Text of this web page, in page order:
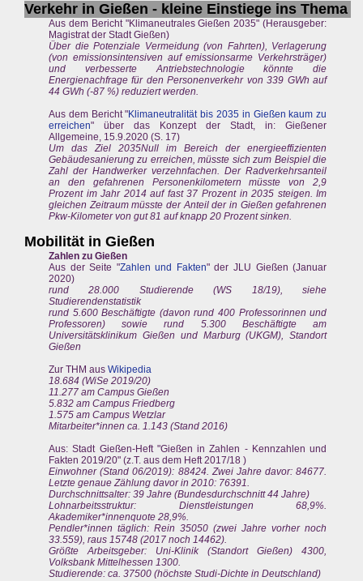
Verkehr in Gießen - kleine Einstiege ins Thema
Aus dem Bericht "Klimaneutrales Gießen 2035" (Herausgeber:
Magistrat der Stadt Gießen)
Über die Potenziale Vermeidung (von Fahrten), Verlagerung
(von emissionsintensiven auf emissionsarme Verkehrsträger)
und verbesserte Antriebstechnologie könnte die
Energienachfrage für den Personenverkehr von 339 GWh auf
44 GWh (-87 %) reduziert werden.
Aus dem Bericht "Klimaneutralität bis 2035 in Gießen kaum zu
erreichen" über das Konzept der Stadt, in: Gießener
Allgemeine, 15.9.2020 (S. 17)
Um das Ziel 2035Null im Bereich der energieeffizienten
Gebäudesanierung zu erreichen, müsste sich zum Beispiel die
Zahl der Handwerker verzehnfachen. Der Radverkehrsanteil
an den gefahrenen Personenkilometern müsste von 2,9
Prozent im Jahr 2014 auf fast 37 Prozent in 2035 steigen. Im
gleichen Zeitraum müsste der Anteil der in Gießen gefahrenen
Pkw-Kilometer von gut 81 auf knapp 20 Prozent sinken.
Mobilität in Gießen
Zahlen zu Gießen
Aus der Seite "Zahlen und Fakten" der JLU Gießen (Januar
2020)
rund 28.000 Studierende (WS 18/19), siehe
Studierendenstatistik
rund 5.600 Beschäftigte (davon rund 400 Professorinnen und
Professoren) sowie rund 5.300 Beschäftigte am
Universitätsklinikum Gießen und Marburg (UKGM), Standort
Gießen
Zur THM aus Wikipedia
18.684 (WiSe 2019/20)
11.277 am Campus Gießen
5.832 am Campus Friedberg
1.575 am Campus Wetzlar
Mitarbeiter*innen ca. 1.143 (Stand 2016)
Aus: Stadt Gießen-Heft "Gießen in Zahlen - Kennzahlen und
Fakten 2019/20" (z.T. aus dem Heft 2017/18 )
Einwohner (Stand 06/2019): 88424. Zwei Jahre davor: 84677.
Letzte genaue Zählung davor in 2010: 76391.
Durchschnittsalter: 39 Jahre (Bundesdurchschnitt 44 Jahre)
Lohnarbeitsstruktur: Dienstleistungen 68,9%.
Akademiker*innenquote 28,9%.
Pendler*innen täglich: Rein 35050 (zwei Jahre vorher noch
33.559), raus 15748 (2017 noch 14462).
Größte Arbeitsgeber: Uni-Klinik (Standort Gießen) 4300,
Volksbank Mittelhessen 1300.
Studierende: ca. 37500 (höchste Studi-Dichte in Deutschland)